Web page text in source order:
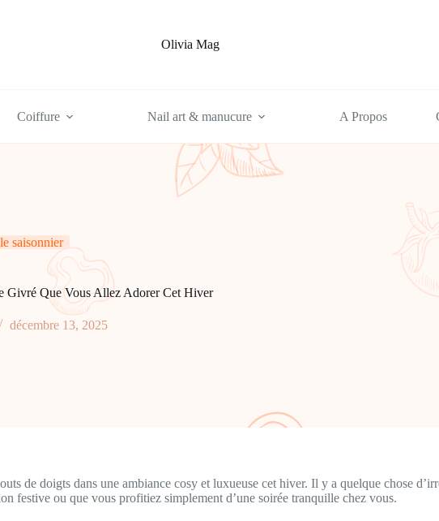
Olivia Mag
Coiffure Nail art & manucure A Propos
saisonnier
Givré Que Vous Allez Adorer Cet Hiver
décembre 13, 2025
de doigts dans une ambiance cosy et luxueuse cet hiver. Il y a quelque chose
festive ou que vous profitiez simplement d’une soirée tranquille chez vous.